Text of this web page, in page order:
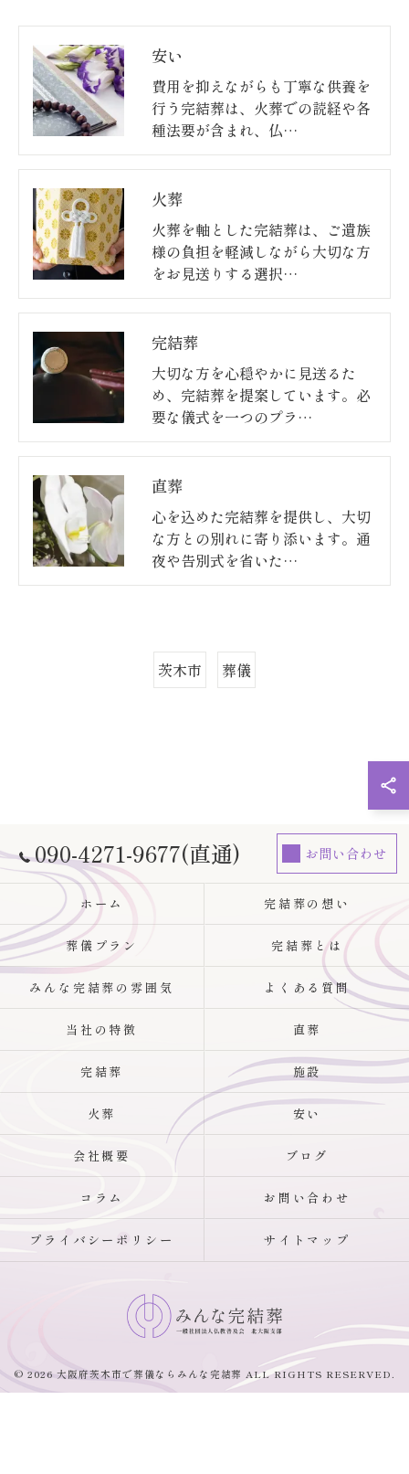
安い
費用を抑えながらも丁寧な供養を
行う完結葬は、火葬での読経や各
種法要が含まれ、仏…
火葬
火葬を軸とした完結葬は、ご遺族
様の負担を軽減しながら大切な方
をお見送りする選択…
完結葬
大切な方を心穏やかに見送るた
め、完結葬を提案しています。必
要な儀式を一つのプラ…
直葬
心を込めた完結葬を提供し、大切
な方との別れに寄り添います。通
夜や告別式を省いた…
茨木市 葬儀
090-4271-9677(直通) お問い合わせ
ホーム 完結葬の想い
葬儀プラン 完結葬とは
みんな完結葬の雰囲気 よくある質問
当社の特徴 直葬
完結葬 施設
火葬 安い
会社概要 ブログ
コラム お問い合わせ
プライバシーポリシー サイトマップ
© 2026 大阪府茨木市で葬儀ならみんな完結葬 ALL RIGHTS RESERVED.